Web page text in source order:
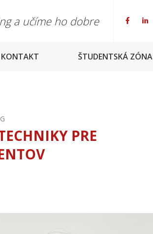
a učíme ho dobre
KONTAKT ŠTUDENTSKÁ ZÓNA
PRE